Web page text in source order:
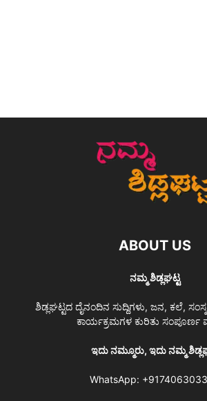
ABOUT US
ನಮ್ಮ ಶಿಡ್ಲಘಟ್ಟ
ಶಿಡ್ಲಘಟ್ಟದ ದೈನಂದಿನ ಸುದ್ದಿಗಳು, ಜನ, ಕಲೆ,
ಕಾರ್ಯಕ್ರಮಗಳ ಕುರಿತು ಸಂಪೂರ್ಣ
ಇದು ನಮ್ಮೂರು, ಇದು ನಮ್ಮ
WhatsApp: